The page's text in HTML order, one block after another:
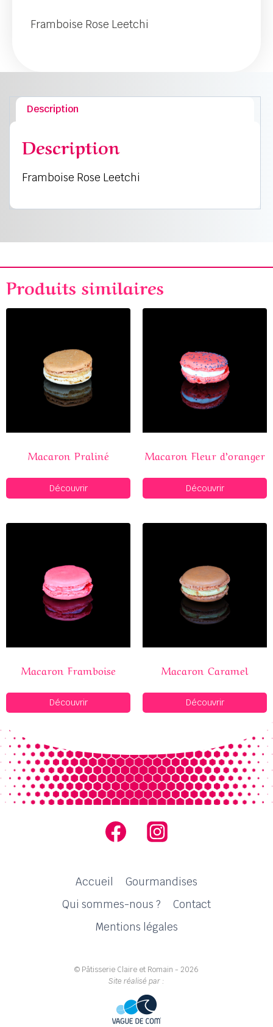
Framboise Rose Leetchi
Description
Description
Framboise Rose Leetchi
Produits similaires
Macaron Praliné
Découvrir
Macaron Fleur d’oranger
Découvrir
Macaron Framboise
Découvrir
Macaron Caramel
Découvrir
Accueil
Gourmandises
Qui sommes-nous ?
Contact
Mentions légales
© Pâtisserie Claire et Romain - 2026
Site réalisé par :